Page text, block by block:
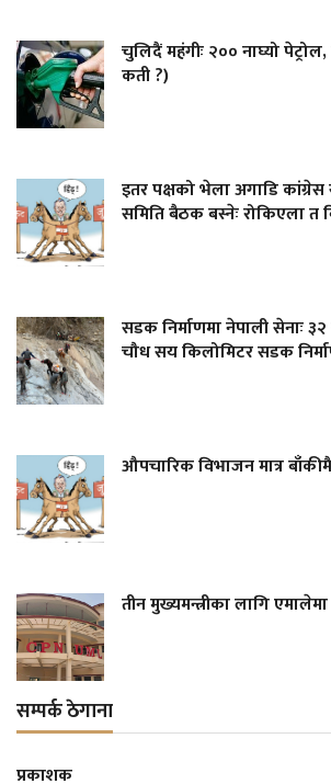
चुलिदैं महंगीः २०० नाघ्यो
कती ?)
इतर पक्षको भेला अगाडि कांग्रेस
समिति बैठक बस्नेः रोकिएला त
सडक निर्माणमा नेपाली सेनाः
चौध सय किलोमिटर सडक
औपचारिक विभाजन मात्र
तीन मुख्यमन्त्रीका लागि
सम्पर्क ठेगाना
प्रकाशक